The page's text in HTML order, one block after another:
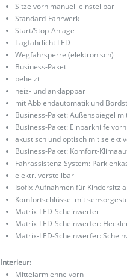
Sitze vorn manuell einstellbar
Standard-Fahrwerk
Start/Stop-Anlage
Tagfahrlicht LED
Wegfahrsperre (elektronisch)
Business-Paket
beheizt
heiz- und anklappbar
mit Abblendautomatik und
Business-Paket: Außenspiegel
Business-Paket: Einparkhilfe
akustisch und optisch mit
Business-Paket: Komfort-
Fahrassistenz-System:
elektr. verstellbar
Isofix-Aufnahmen für Kindersitz
Komfortschlüssel mit
Matrix-LED-Scheinwerfer
Matrix-LED-Scheinwerfer:
Matrix-LED-Scheinwerfer:
Interieur:
Mittelarmlehne vorn